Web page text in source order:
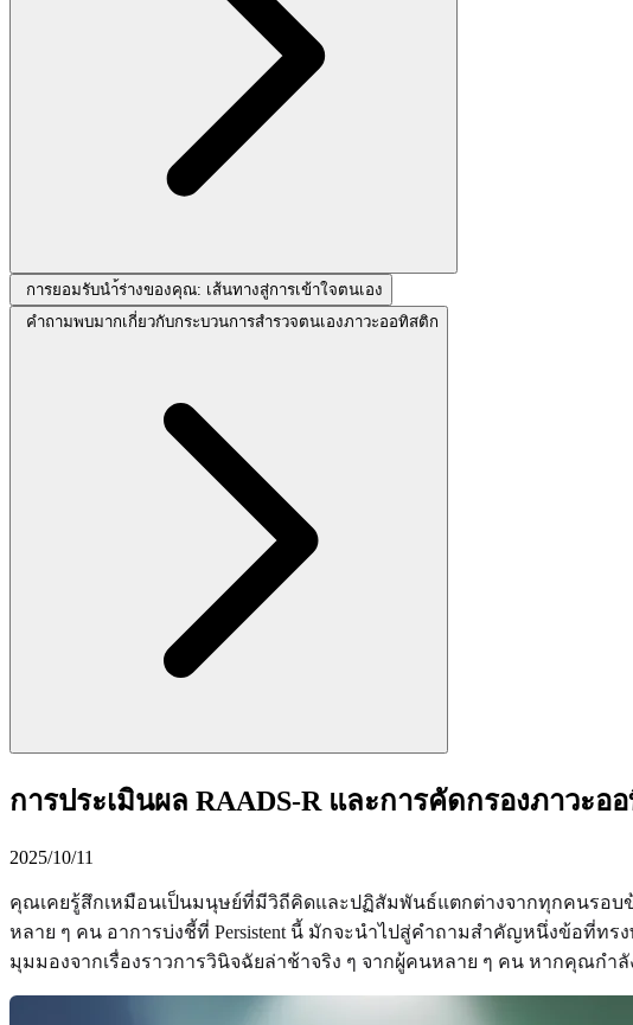
การยอมรับนำ้ร่างของคุณ: เส้นทางสู่การเข้าใจตนเอง
คำถามพบมากเกี่ยวกับกระบวนการสำรวจตนเองภาวะออทิสติก
การประเมินผล RAADS-R และการคัดกรองภาวะ
2025/10/11
คุณเคยรู้สึกเหมือนเป็นมนุษย์ที่มีวิถีคิดและปฏิสัมพันธ์แตกต่างจากทุกคนรอบ
หลาย ๆ คน อาการบ่งชี้ที่ Persistent นี้ มักจะนำไปสู่คำถามสำคัญหนึ่งข้อที่ทรง
มุมมองจากเรื่องราวการวินิจฉัยล่าช้าจริง ๆ จากผู้คนหลาย ๆ คน หากคุณก